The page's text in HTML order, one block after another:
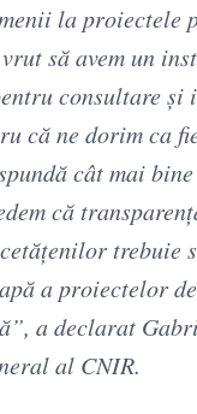
la proiectele
să avem un
consultare și
că ne dorim ca
cât mai
că
trebuie
a proiectelor de
a declarat
al CNIR.